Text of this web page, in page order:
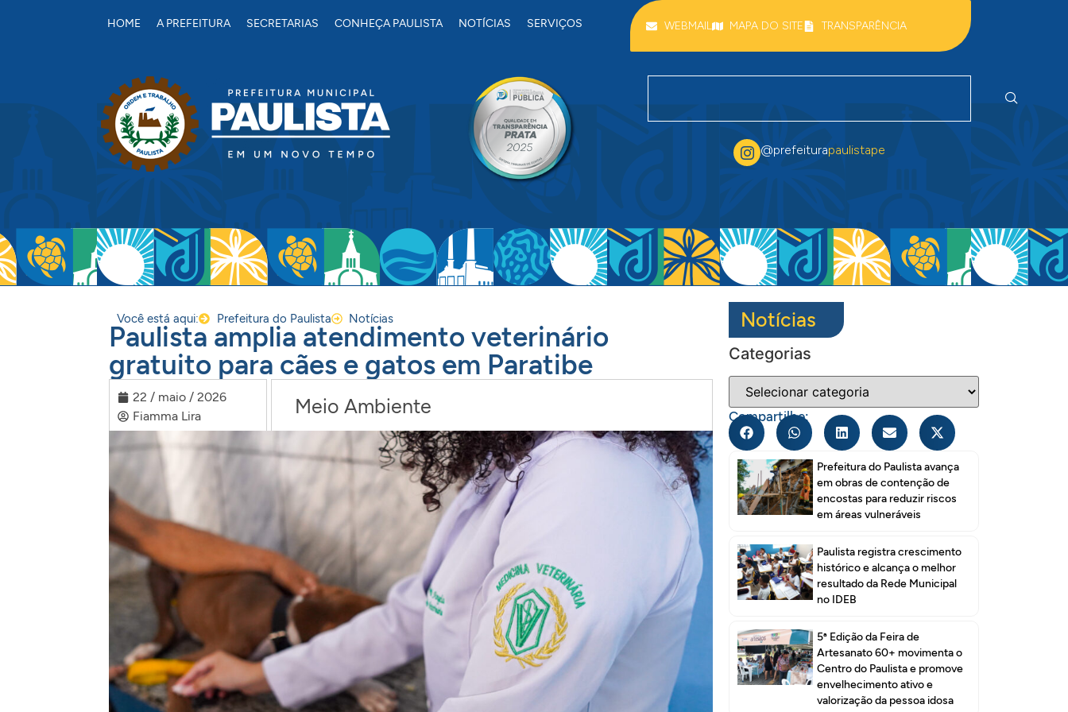
HOME A PREFEITURA SECRETARIAS CONHEÇA PAULISTA NOTÍCIAS SERVIÇOS WEBMAIL MAPA DO SITE TRANSPARÊNCIA
@prefeiturapaulistape
Você está aqui: Prefeitura do Paulista Notícias
Paulista amplia atendimento veterinário
gratuito para cães e gatos em Paratibe
22 / maio / 2026
Fiamma Lira
Meio Ambiente
Notícias
Categorias
Compartilhe:
Prefeitura do Paulista avança
em obras de contenção de
encostas para reduzir riscos
em áreas vulneráveis
Paulista registra crescimento
histórico e alcança o melhor
resultado da Rede Municipal
no IDEB
5ª Edição da Feira de
Artesanato 60+ movimenta o
Centro do Paulista e promove
envelhecimento ativo e
valorização da pessoa idosa